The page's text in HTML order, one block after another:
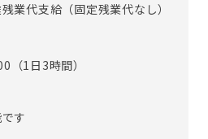
業代支給（固定残業代なし）
1日3時間）
す